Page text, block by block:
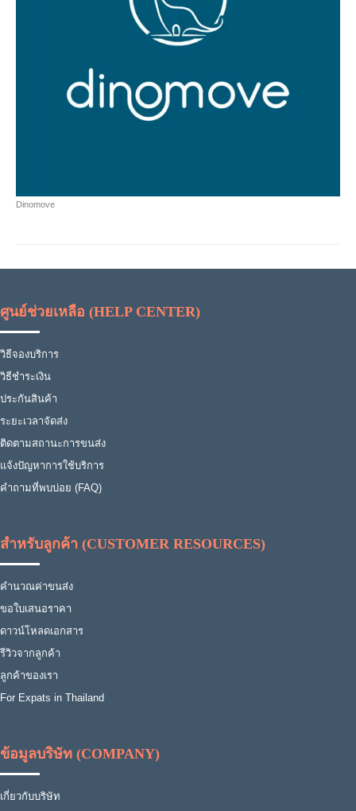
Dinomove
ศูนย์ช่วยเหลือ (HELP CENTER)
วิธีจองบริการ
วิธีชำระเงิน
ประกันสินค้า
ระยะเวลาจัดส่ง
ติดตามสถานะการขนส่ง
แจ้งปัญหาการใช้บริการ
คำถามที่พบบ่อย (FAQ)
สำหรับลูกค้า (CUSTOMER RESOURCES)
คำนวณค่าขนส่ง
ขอใบเสนอราคา
ดาวน์โหลดเอกสาร
รีวิวจากลูกค้า
ลูกค้าของเรา
For Expats in Thailand
ข้อมูลบริษัท (COMPANY)
เกี่ยวกับบริษัท